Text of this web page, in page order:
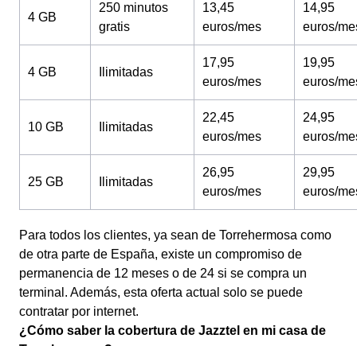
4 GB
250 minutos
gratis
13,45
euros/mes
14,95
euros/
4 GB Ilimitadas
17,95
euros/mes
19,95
euros/
10 GB Ilimitadas
22,45
euros/mes
24,95
euros/
25 GB Ilimitadas
26,95
euros/mes
29,95
euros/
Para todos los clientes, ya sean de Torrehermosa como
de otra parte de España, existe un compromiso de
permanencia de 12 meses o de 24 si se compra un
terminal. Además, esta oferta actual solo se puede
contratar por internet.
¿Cómo saber la cobertura de Jazztel en mi casa de